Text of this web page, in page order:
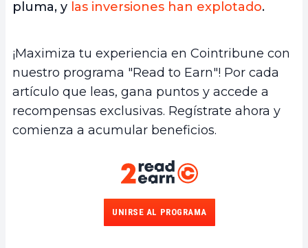
pluma, y las inversiones han explotado.
¡Maximiza tu experiencia en Cointribune con
nuestro programa "Read to Earn"! Por cada
artículo que leas, gana puntos y accede a
recompensas exclusivas. Regístrate ahora y
comienza a acumular beneficios.
UNIRSE AL PROGRAMA